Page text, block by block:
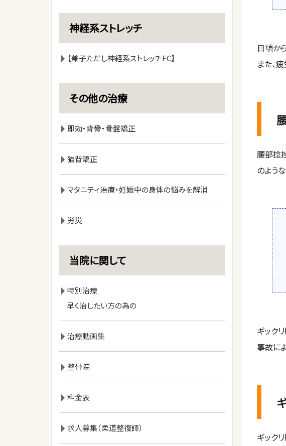
日頃か
また、
腰部捻
のよう
ギック
事故に
ギック
神経系ストレッチ
【兼子ただし神経系ストレッチFC】
その他の治療
即効・背骨・骨盤矯正
猫背矯正
マタニティ治療・妊娠中の身体の悩みを解消
労災
当院に関して
特別治療
早く治したい方の為の
治療動画集
整骨院
料金表
求人募集（柔道整復師）